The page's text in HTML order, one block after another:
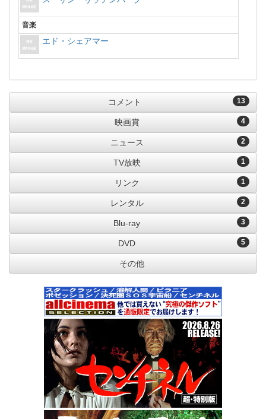
音楽
エド・シェアマー
13
コメント
4
映画賞
2
ニュース
1
TV放映
1
リンク
2
レンタル
3
Blu-ray
5
DVD
その他